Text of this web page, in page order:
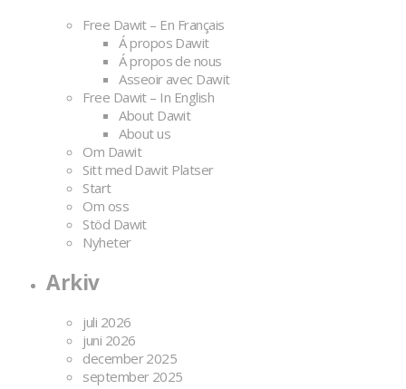
Free Dawit – En Français
Á propos Dawit
Á propos de nous
Asseoir avec Dawit
Free Dawit – In English
About Dawit
About us
Om Dawit
Sitt med Dawit Platser
Start
Om oss
Stöd Dawit
Nyheter
Arkiv
juli 2026
juni 2026
december 2025
september 2025